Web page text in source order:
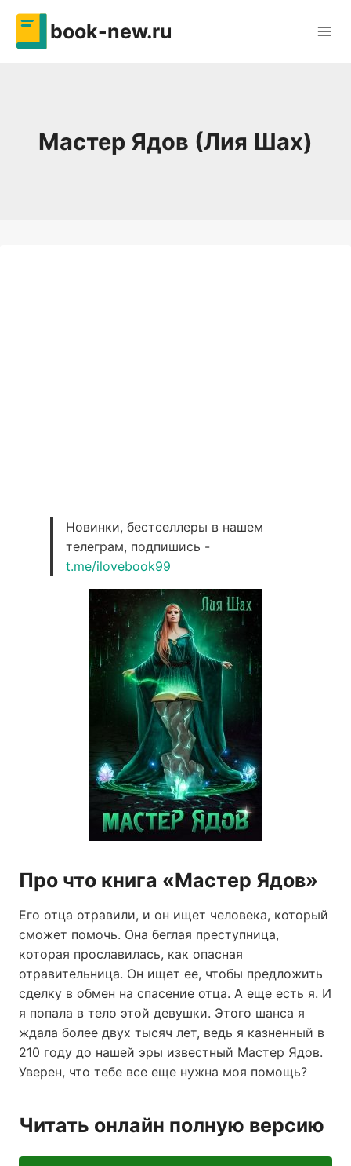
Перейти
содержимому
book-new.ru
Мастер Ядов (Лия Шах)
Новинки, бестселлеры в нашем
телеграм, подпишись -
t.me/ilovebook99
Про что книга «Мастер Ядов»
Его отца отравили, и он ищет человека, который
сможет помочь. Она беглая преступница,
которая прославилась, как опасная
отравительница. Он ищет ее, чтобы предложить
сделку в обмен на спасение отца. А еще есть я. И
я попала в тело этой девушки. Этого шанса я
ждала более двух тысяч лет, ведь я казненный в
210 году до нашей эры известный Мастер Ядов.
Уверен, что тебе все еще нужна моя помощь?
Читать онлайн полную версию